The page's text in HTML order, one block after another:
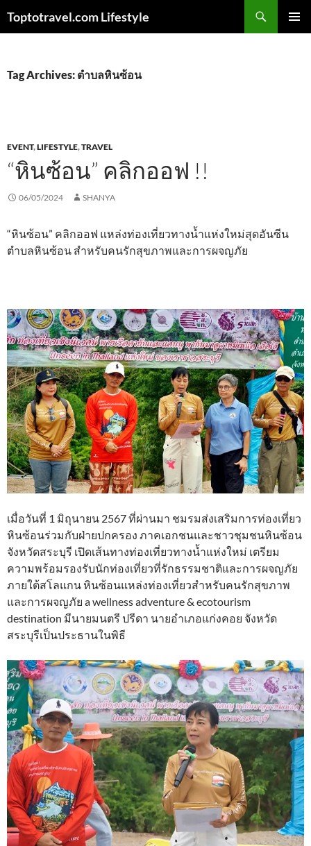
Toptotravel.com Lifestyle
Tag Archives: ตำบลหินซ้อน
EVENT,LIFESTYLE,TRAVEL
“หินซ้อน” คลิกออฟ !!
06/05/2024 SHANYA
“หินซ้อน” คลิกออฟ แหล่งท่องเที่ยวทางน้ำแห่งใหม่สุดอันซีน
ตำบลหินซ้อน สำหรับคนรักสุขภาพและการผจญภัย
เมื่อวันที่ 1 มิถุนายน 2567 ที่ผ่านมา ชมรมส่งเสริมการท่องเที่ยว
หินซ้อนร่วมกับฝ่ายปกครอง ภาคเอกชนและชาวชุมชนหินซ้อน
จังหวัดสระบุรี เปิดเส้นทางท่องเที่ยวทางน้ำแห่งใหม่ เตรียม
ความพร้อมรองรับนักท่องเที่ยวที่รักธรรมชาติและการผจญภัย
ภายใต้สโลแกน หินซ้อนแหล่งท่องเที่ยวสำหรับคนรักสุขภาพ
และการผจญภัย a wellness adventure & ecotourism
destination มีนายมนตรี ปรีดา นายอำเภอแก่งคอย จังหวัด
สระบุรีเป็นประธานในพิธี